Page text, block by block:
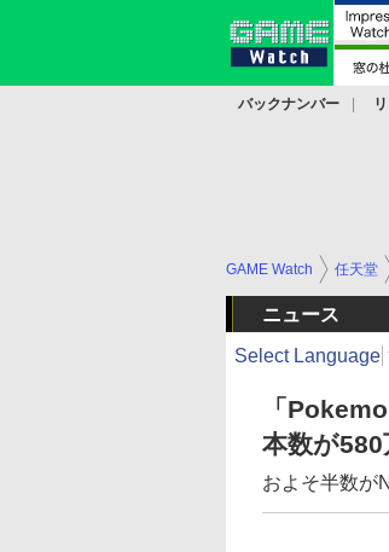
バックナンバー
GAME Watch 任天堂
ニュース
Select Language
「
本数が
およそ半数が